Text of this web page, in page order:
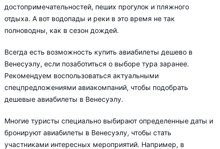
достопримечательностей, пеших прогулок и пляжного
отдыха. А вот водопады и реки в это время не так
полноводны, как в сезон дождей.
Всегда есть возможность купить авиабилеты дешево в
Венесуэлу, если позаботиться о выборе тура заранее.
Рекомендуем воспользоваться актуальными
спецпредложениями авиакомпаний, чтобы подобрать
дешевые авиабилеты в Венесуэлу.
Многие туристы специально выбирают определенные даты и
бронируют авиабилеты в Венесуэлу, чтобы стать
участниками интересных мероприятий. Например, в